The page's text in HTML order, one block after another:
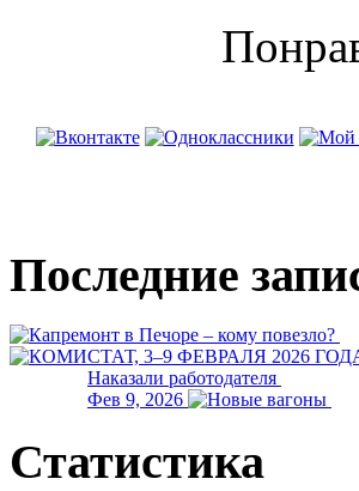
Последние
Наказали работодателя
Фев 9, 2026
Статистика